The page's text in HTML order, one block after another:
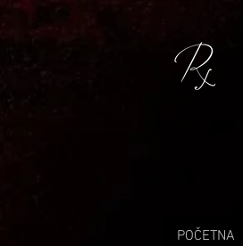
POČETNA